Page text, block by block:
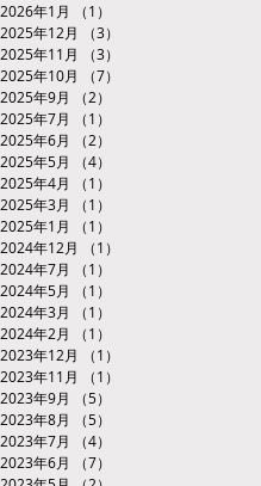
2026年1月
（1）
2025年12月
（3）
2025年11月
（3）
2025年10月
（7）
2025年9月
（2）
2025年7月
（1）
2025年6月
（2）
2025年5月
（4）
2025年4月
（1）
2025年3月
（1）
2025年1月
（1）
2024年12月
（1）
2024年7月
（1）
2024年5月
（1）
2024年3月
（1）
2024年2月
（1）
2023年12月
（1）
2023年11月
（1）
2023年9月
（5）
2023年8月
（5）
2023年7月
（4）
2023年6月
（7）